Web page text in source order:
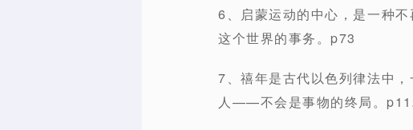
6、启蒙运动的中心，是一种
这个世界的事务。p73
7、禧年是古代以色列律法中
人——不会是事物的终局。